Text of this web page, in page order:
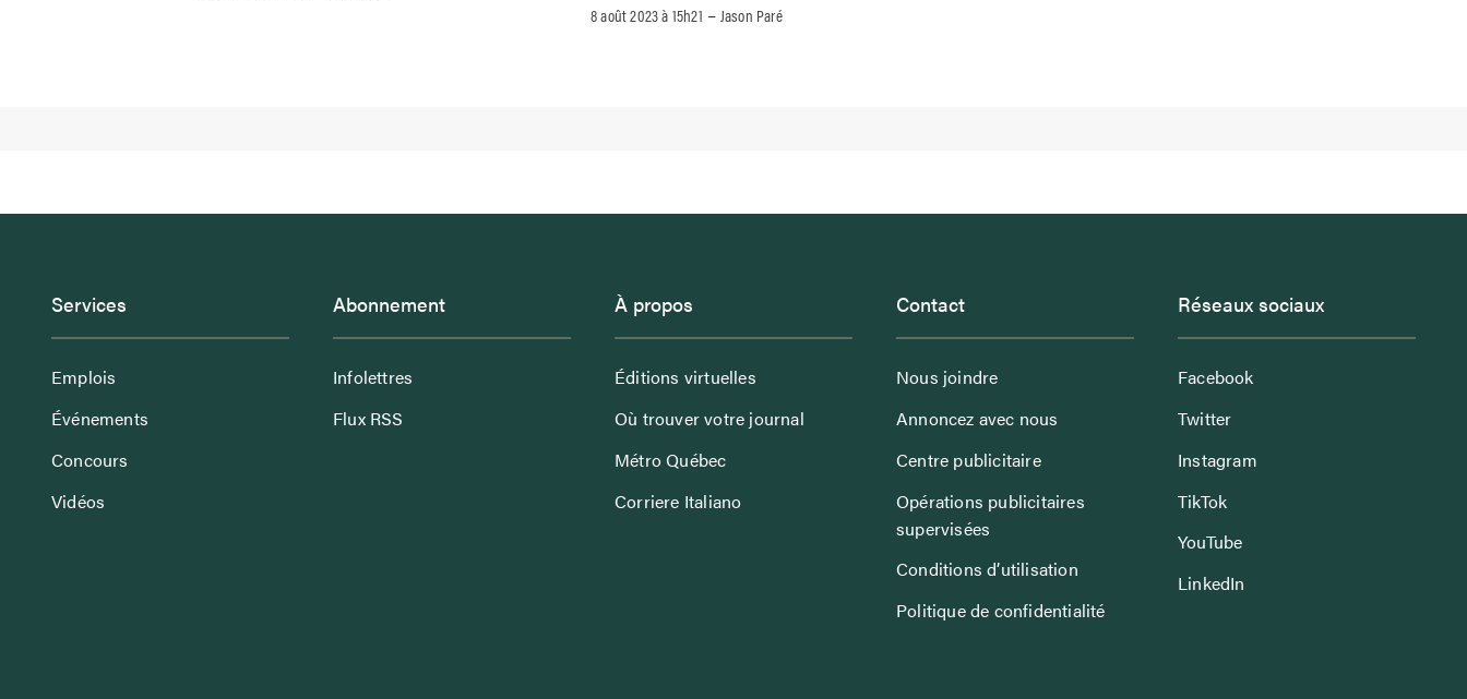
8 août 2023 à 15h21 – Jason Paré
Services
Emplois
Événements
Concours
Vidéos
Abonnement
Infolettres
Flux RSS
À propos
Éditions virtuelles
Où trouver votre journal
Métro Québec
Corriere Italiano
Contact
Nous joindre
Annoncez avec nous
Centre publicitaire
Opérations publicitaires
supervisées
Conditions d’utilisation
Politique de confidentialité
Réseaux sociaux
Facebook
Twitter
Instagram
TikTok
YouTube
LinkedIn